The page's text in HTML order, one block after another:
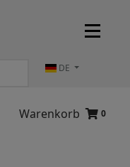
Warenkorb 0
DE